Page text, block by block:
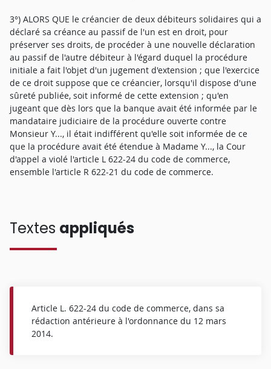
3°) ALORS QUE le créancier de deux débiteurs solidaires qui a
déclaré sa créance au passif de l'un est en droit, pour
préserver ses droits, de procéder à une nouvelle déclaration
au passif de l'autre débiteur à l'égard duquel la procédure
initiale a fait l'objet d'un jugement d'extension ; que l'exercice
de ce droit suppose que ce créancier, lorsqu'il dispose d'une
sûreté publiée, soit informé de cette extension ; qu'en
jugeant que dès lors que la banque avait été informée par le
mandataire judiciaire de la procédure ouverte contre
Monsieur Y..., il était indifférent qu'elle soit informée de ce
que la procédure avait été étendue à Madame Y..., la Cour
d'appel a violé l'article L 622-24 du code de commerce,
ensemble l'article R 622-21 du code de commerce.
Textes appliqués
Article L. 622-24 du code de commerce, dans sa
rédaction antérieure à l'ordonnance du 12 mars
2014.